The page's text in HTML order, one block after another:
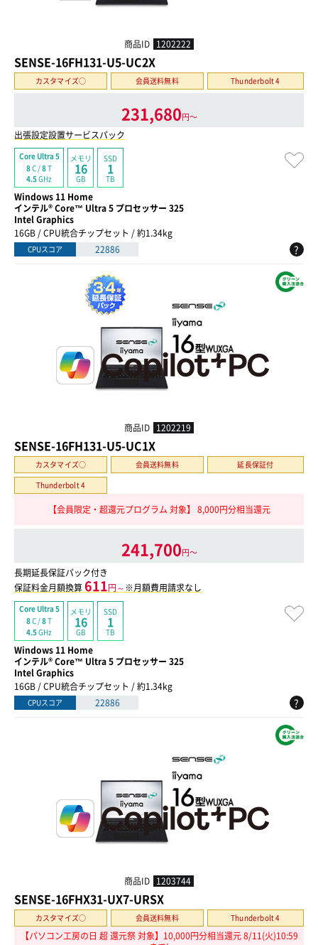
商品ID 1202222
SENSE-16FH131-U5-UC2X
カスタマイズ○ 会員送料無料 Thunderbolt 4
231,680円〜
出張設定設置サービスパック
Core Ultra 5
8C /8T
4.5GHz
メモリ
16
GB
SSD
1
TB
Windows 11 Home
インテル® Core™ Ultra 5 プロセッサー 325
Intel Graphics
16GB / CPU統合チップセット / 約1.34kg
CPUスコア 22886 ?
商品ID 1202219
SENSE-16FH131-U5-UC1X
カスタマイズ○ 会員送料無料
延長保証付
Thunderbolt 4
【会員限定・超還元プログラム 対象】 8,000円分相当還元
241,700円〜
長期延長保証パック付き
保証料金月額換算611円～※月額費用請求なし
Core Ultra 5
8C /8T
4.5GHz
メモリ
16
GB
SSD
1
TB
Windows 11 Home
インテル® Core™ Ultra 5 プロセッサー 325
Intel Graphics
16GB / CPU統合チップセット / 約1.34kg
CPUスコア 22886 ?
商品ID 1203744
SENSE-16FHX31-UX7-URSX
カスタマイズ○ 会員送料無料 Thunderbolt 4
【パソコン工房の日 超 還元祭 対象】10,000円分相当還元 8/11(火)10:59